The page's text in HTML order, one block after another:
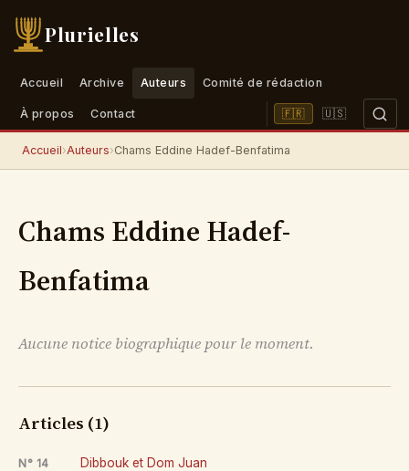
Plurielles
Accueil Archive Auteurs Comité de rédaction
À propos Contact 🇫🇷 🇺🇸
Accueil›Auteurs›Chams Eddine Hadef-Benfatima
Chams Eddine Hadef-
Benfatima
Aucune notice biographique pour le moment.
Articles (1)
N° 14 Dibbouk et Dom Juan